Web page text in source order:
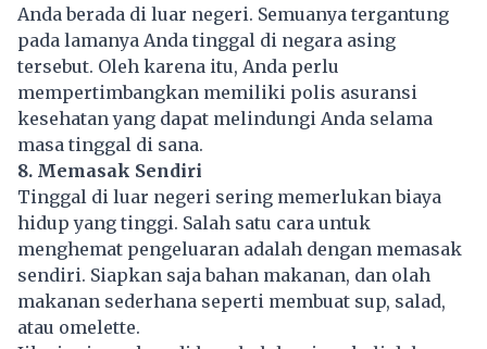
Anda berada di luar negeri. Semuanya tergantung
pada lamanya Anda tinggal di negara asing
tersebut. Oleh karena itu, Anda perlu
mempertimbangkan memiliki polis asuransi
kesehatan yang dapat melindungi Anda selama
masa tinggal di sana.
8. Memasak Sendiri
Tinggal di luar negeri sering memerlukanbiaya
hidupyang tinggi. Salah satu cara untuk
menghemat pengeluaran adalah dengan memasak
sendiri. Siapkan saja bahan makanan, dan olah
makanan sederhana seperti membuat sup, salad,
atau omelette.